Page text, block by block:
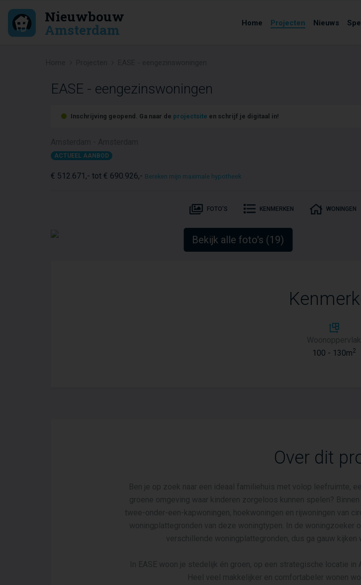
Nieuwbouw
Amsterdam Home Projecten Nieuws
EASE - eengezinswoningen
Inschrijving geopend. Ga naar de projectsite en schrijf je digitaal in!
ACTUEEL AANBOD
€ 512.671,- tot € 690.926,- Bereken mijn maximale hypotheek
FOTO'S KENMERKEN WONINGEN
Bekijk alle foto's (19)
Woonoppervlak
100 - 130m2
Over dit
Ben je op zoek naar een ideaal familiehuis met volop leefruimte,
groene omgeving waar kinderen zorgeloos kunnen spelen?
twee-onder-een-kapwoningen, hoekwoningen en rijwoningen van
woningplattegronden van deze woningtypen. In de woningzoeker
verschillende woningplattegronden, dus ga gauw
In EASE woon je stedelijk én groen, op een strategische locatie
Heel veel makkelijker en comfortabeler wonen